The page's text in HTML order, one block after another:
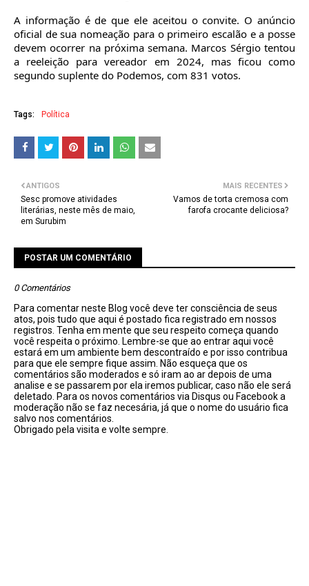
A informação é de que ele aceitou o convite. O anúncio
oficial de sua nomeação para o primeiro escalão e a posse
devem ocorrer na próxima semana. Marcos Sérgio tentou
a reeleição para vereador em 2024, mas ficou como
segundo suplente do Podemos, com 831 votos.
Tags: Política
MAIS RECENTES
Vamos de torta cremosa com
farofa crocante deliciosa?
ANTIGOS
Sesc promove atividades
literárias, neste mês de maio,
em Surubim
POSTAR UM COMENTÁRIO
0 Comentários
Para comentar neste Blog você deve ter consciência de seus
atos, pois tudo que aqui é postado fica registrado em nossos
registros. Tenha em mente que seu respeito começa quando
você respeita o próximo. Lembre-se que ao entrar aqui você
estará em um ambiente bem descontraído e por isso contribua
para que ele sempre fique assim. Não esqueça que os
comentários são moderados e só iram ao ar depois de uma
analise e se passarem por ela iremos publicar, caso não ele será
deletado. Para os novos comentários via Disqus ou Facebook a
moderação não se faz necesária, já que o nome do usuário fica
salvo nos comentários.
Obrigado pela visita e volte sempre.